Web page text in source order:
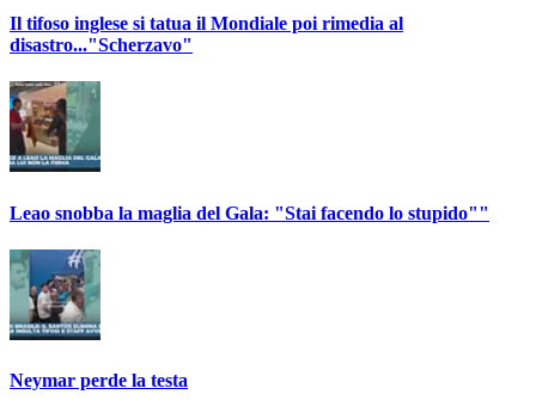
Il tifoso inglese si tatua il Mondiale poi rimedia al
disastro..."Scherzavo"
Leao snobba la maglia del Gala: "Stai facendo lo stupido""
Neymar perde la testa